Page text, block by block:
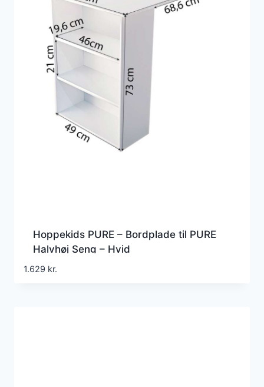
Hoppekids PURE – Bordplade til PURE
Halvhøj Seng – Hvid
1.629 kr.